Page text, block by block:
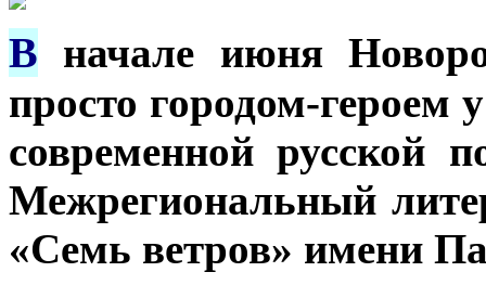
В начале июня
просто городом-героем
современной русской
Межрегиональный
«Семь ветров» имени